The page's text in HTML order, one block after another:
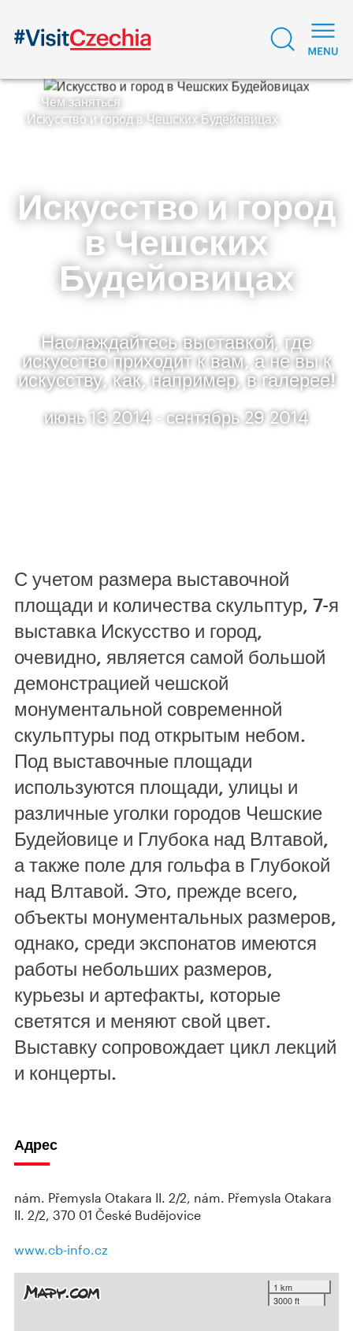
Чем заняться
Искусство и город в Чешских Будейовицах
Искусство и город
в Чешских
Будейовицах
Наслаждайтесь выставкой, где
искусство приходит к вам, а не вы к
искусству, как, например, в галерее!
июнь 13 2014 - сентябрь 29 2014
С учетом размера выставочной
площади и количества скульптур, 7-я
выставка Искусство и город,
очевидно, является самой большой
демонстрацией чешской
монументальной современной
скульптуры под открытым небом.
Под выставочные площади
используются площади, улицы и
различные уголки городов Чешские
Будейовице и Глубока над Влтавой,
а также поле для гольфа в Глубокой
над Влтавой. Это, прежде всего,
объекты монументальных размеров,
однако, среди экспонатов имеются
работы небольших размеров,
курьезы и артефакты, которые
светятся и меняют свой цвет.
Выставку сопровождает цикл лекций
и концерты.
Адрес
nám. Přemysla Otakara II. 2/2, nám. Přemysla Otakara
II. 2/2, 370 01 České Budějovice
www.cb-info.cz
1 km
3000 ft